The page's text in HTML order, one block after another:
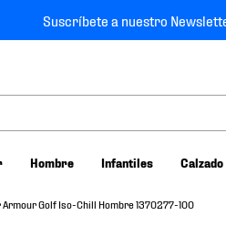
Suscríbete a nuestro
Hombre Infantiles Calzado
Armour Golf Iso-Chill Hombre 1370277-100